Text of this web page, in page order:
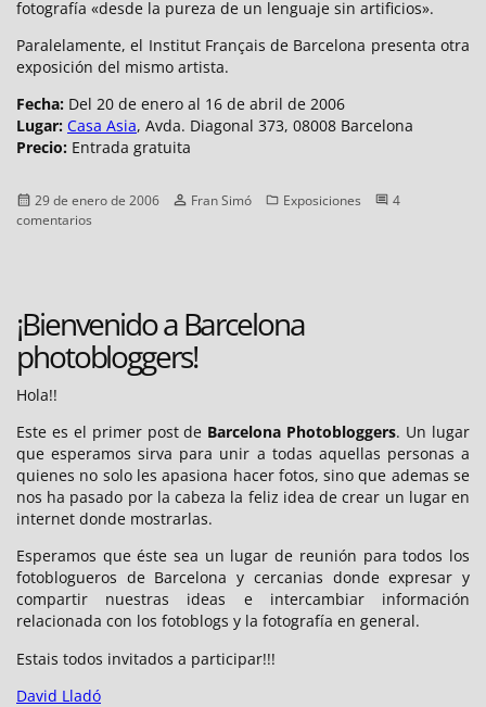
fotografía «desde la pureza de un lenguaje sin artificios».
Paralelamente, el Institut Français de Barcelona presenta otra
exposición del mismo artista.
Fecha: Del 20 de enero al 16 de abril de 2006
Lugar: Casa Asia, Avda. Diagonal 373, 08008 Barcelona
Precio: Entrada gratuita
Publicado
el
29 de enero de 2006 Autor
Fran Simó Categorías
Exposiciones
4
comentarios
Gonnord
¡Bienvenido a Barcelona
photobloggers!
Hola!!
Este es el primer post de Barcelona Photobloggers. Un lugar
que esperamos sirva para unir a todas aquellas personas a
quienes no solo les apasiona hacer fotos, sino que ademas se
nos ha pasado por la cabeza la feliz idea de crear un lugar en
internet donde mostrarlas.
Esperamos que éste sea un lugar de reunión para todos los
fotoblogueros de Barcelona y cercanias donde expresar y
compartir nuestras ideas e intercambiar información
relacionada con los fotoblogs y la fotografía en general.
Estais todos invitados a participar!!!
David Lladó